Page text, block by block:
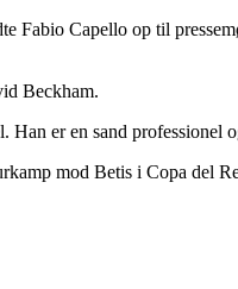
Fabio Capello op til
Beckham.
er en sand professionel
mod Betis i Copa del